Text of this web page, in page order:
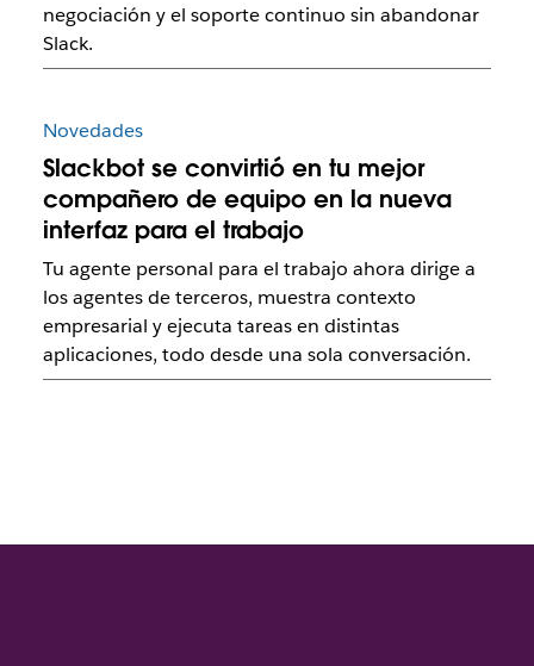
negociación y el soporte continuo sin abandonar
Slack.
Novedades
Slackbot se convirtió en tu mejor
compañero de equipo en la nueva
interfaz para el trabajo
Tu agente personal para el trabajo ahora dirige a
los agentes de terceros, muestra contexto
empresarial y ejecuta tareas en distintas
aplicaciones, todo desde una sola conversación.